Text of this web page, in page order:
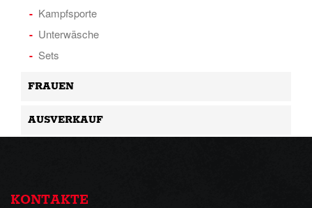
Kampfsporte
Unterwäsche
Sets
FRAUEN
AUSVERKAUF
KONTAKTE